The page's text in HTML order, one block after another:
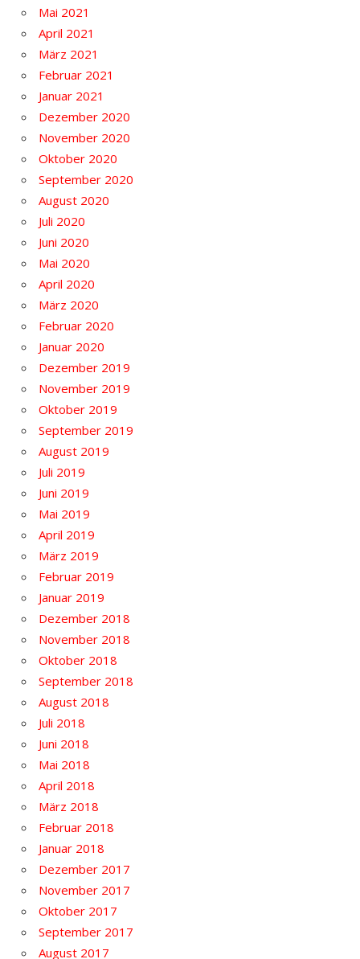
Mai 2021
April 2021
März 2021
Februar 2021
Januar 2021
Dezember 2020
November 2020
Oktober 2020
September 2020
August 2020
Juli 2020
Juni 2020
Mai 2020
April 2020
März 2020
Februar 2020
Januar 2020
Dezember 2019
November 2019
Oktober 2019
September 2019
August 2019
Juli 2019
Juni 2019
Mai 2019
April 2019
März 2019
Februar 2019
Januar 2019
Dezember 2018
November 2018
Oktober 2018
September 2018
August 2018
Juli 2018
Juni 2018
Mai 2018
April 2018
März 2018
Februar 2018
Januar 2018
Dezember 2017
November 2017
Oktober 2017
September 2017
August 2017